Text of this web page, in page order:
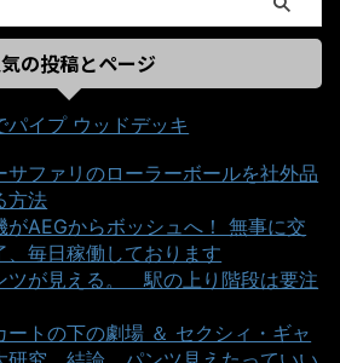
の投稿とページ
パイプ ウッドデッキ
サファリのローラーボールを社外品
方法
がAEGからボッシュへ！ 無事に交
、毎日稼働しております
ツが見える。＿駅の上り階段は要注
ートの下の劇場 ＆ セクシィ・ギャ